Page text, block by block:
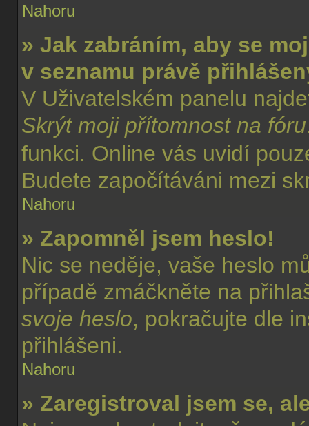
Nahoru
» Jak zabráním, aby se
v seznamu právě
V Uživatelském panelu
Skrýt moji přítomnost na fóru
funkci. Online vás uvidí
Budete započítáváni mezi
Nahoru
» Zapomněl jsem heslo!
Nic se neděje, vaše heslo
případě zmáčkněte na
svoje heslo, pokračujte dle
přihlášeni.
Nahoru
» Zaregistroval jsem se,